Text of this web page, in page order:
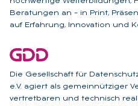
Beratungen an – in Print,
auf Erfahrung, Innovation und
Die Gesellschaft für
e.V. agiert als gemeinnütziger
vertretbaren und technisch